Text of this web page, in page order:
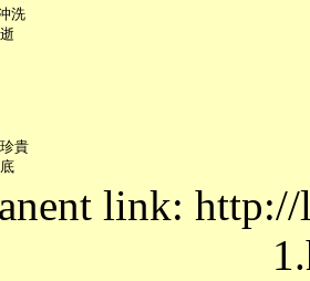
洗
貴
link: